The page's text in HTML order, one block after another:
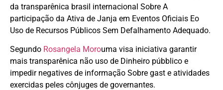
da transparênica brasil internacional Sobre A
participação da Ativa de Janja em Eventos Oficiais Eo
Uso de Recursos Públicos Sem Defalhamento Adequado.
Segundo Rosangela Morouma visa iniciativa garantir
mais transparênica não uso de Dinheiro púbblico e
impedir negatives de informação Sobre gast e atividades
exercidas peles cônjuges de governantes.